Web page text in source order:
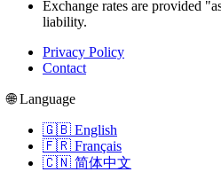
Exchange rates are provided
liability.
Privacy Policy
Contact
🌐 Language
🇬🇧 English
🇫🇷 Français
🇨🇳 简体中文